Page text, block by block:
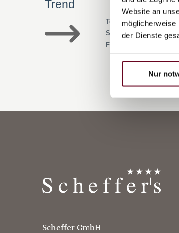
Website an
möglicherweise
der Dienste
Nur
Trend
Temperatur
Sonnenschein
Frostgrenze
Scheffer GmbH